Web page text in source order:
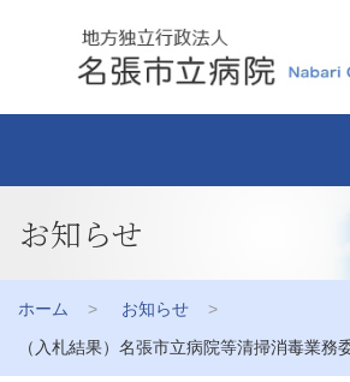
お知らせ
ホーム
お知らせ
（入札結果）名張市立病院等清掃消毒業務